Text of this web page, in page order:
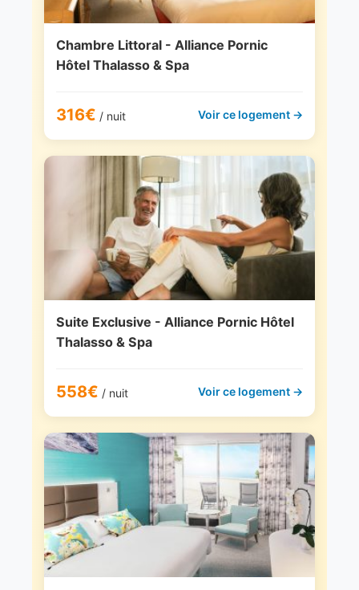
Chambre Littoral - Alliance Pornic
Hôtel Thalasso & Spa
316€ / nuit Voir ce logement →
Suite Exclusive - Alliance Pornic Hôtel
Thalasso & Spa
558€ / nuit Voir ce logement →